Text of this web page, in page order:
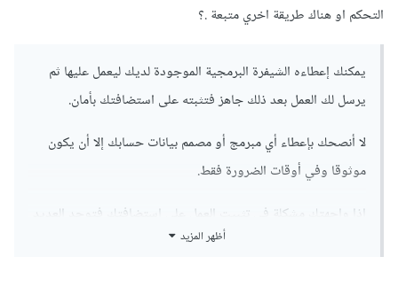
التحكم او هناك طريقة اخري متبعة .؟
يمكنك إعطاءه الشيفرة البرمجية الموجودة لديك ليعمل عليها ثم
يرسل لك العمل بعد ذلك جاهز فتثبته على استضافتك بأمان.
لا أنصحك بإعطاء أي مبرمج أو مصمم بيانات حسابك إلا أن يكون
موثوقا وفي أوقات الضرورة فقط.
إذا واجهتك مشكلة في تثبيت العمل على استضافتك فتوجد العديد
من المقالات على الإنترنت وعلى الأكاديمية تشرح ذلك أو يمكنك
أظهر المزيد